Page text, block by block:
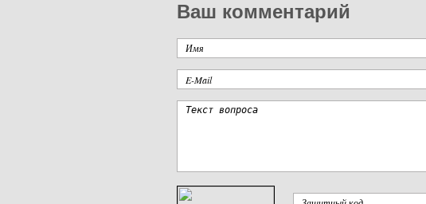
Ваш комментарий